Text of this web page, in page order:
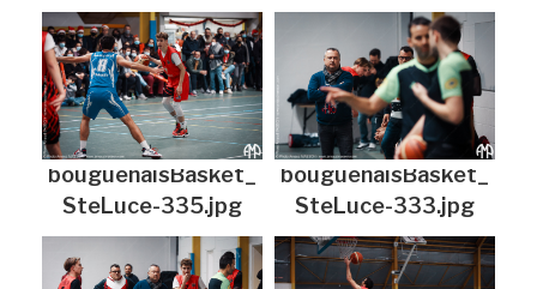
bouguenaisBasket_
SteLuce-335.jpg
bouguenaisBasket_
SteLuce-333.jpg